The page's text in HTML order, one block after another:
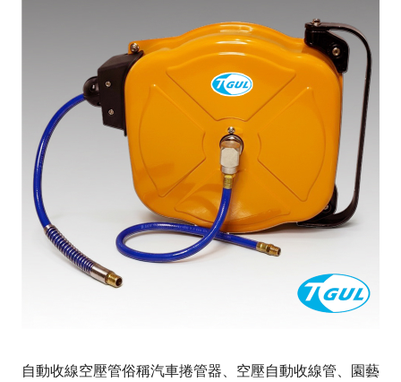
自動收線空壓管俗稱汽車捲管器、空壓自動收線管、園藝